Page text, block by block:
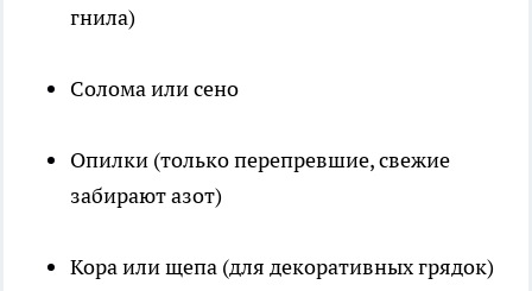
гнила)
Солома или сено
Опилки (только перепревшие, свежие
забирают азот)
Кора или щепа (для декоративных грядок)